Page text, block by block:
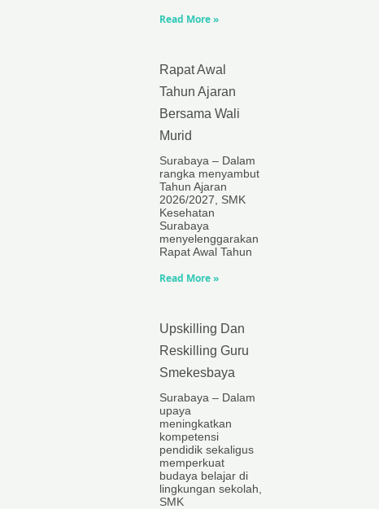
Read More »
Rapat Awal
Tahun Ajaran
Bersama Wali
Murid
Surabaya – Dalam
rangka menyambut
Tahun Ajaran
2026/2027, SMK
Kesehatan
Surabaya
menyelenggarakan
Rapat Awal Tahun
Read More »
Upskilling Dan
Reskilling Guru
Smekesbaya
Surabaya – Dalam
upaya
meningkatkan
kompetensi
pendidik sekaligus
memperkuat
budaya belajar di
lingkungan sekolah,
SMK